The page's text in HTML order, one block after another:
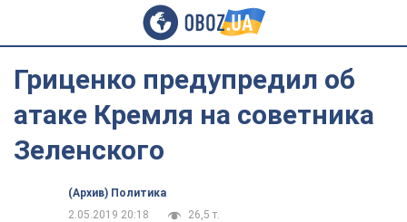
Гриценко предупредил об
атаке Кремля на советника
Зеленского
(Архив) Политика
2.05.2019 20:18
26,5 т.